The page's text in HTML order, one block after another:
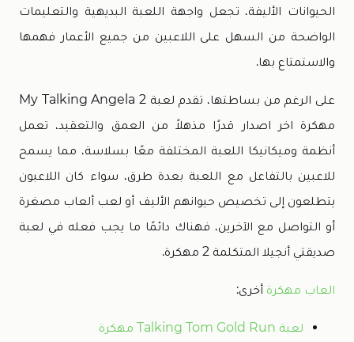
الحيوانات الأليفة، تجعل واجهة اللعبة البديهية والتعليمات
الواضحة من السهل على اللاعبين من جميع الأعمار فهمها
والاستمتاع بها.
على الرغم من بساطتها، تقدم لعبة My Talking Angela 2
مهكرة اخر اصدار قدرًا مذهلاً من العمق والتعقيد، تعمل
أنظمة وميكانيكا اللعبة المختلفة معًا بسلاسة، مما يسمح
للاعبين بالتفاعل مع اللعبة بعدة طرق، سواء كان اللاعبون
يتطلعون إلى تخصيص حيوانهم الأليف أو لعب ألعاب مصغرة
أو التواصل مع الآخرين، فهناك دائمًا ما يجب فعله في لعبة
صديقتي أنجيلا المتكلمة 2 مهكرة.
العاب مهكرة أخرى:
لعبة Talking Tom Gold Run مهكرة